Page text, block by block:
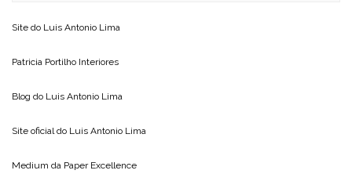
Site do Luis Antonio Lima
Patricia Portilho Interiores
Blog do Luis Antonio Lima
Site oficial do Luis Antonio Lima
Medium da Paper Excellence